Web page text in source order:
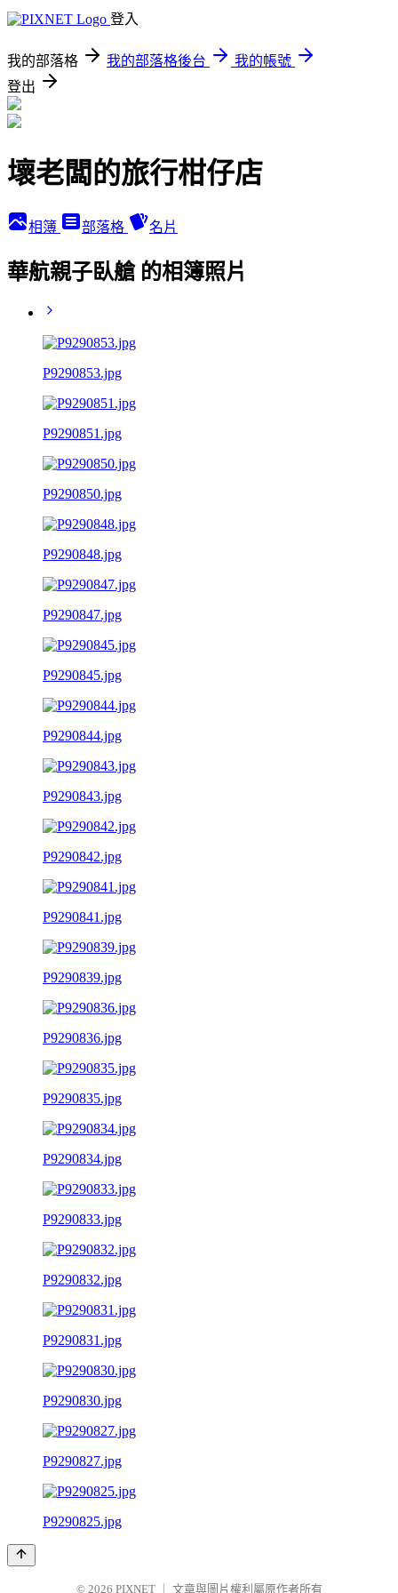
登入
我的部落格 我的部落格後台
我的帳號
登出
壞老闆的旅行柑仔店
相簿 部落格 名片
華航親子臥艙 的相簿照片
P9290853.jpg
P9290851.jpg
P9290850.jpg
P9290848.jpg
P9290847.jpg
P9290845.jpg
P9290844.jpg
P9290843.jpg
P9290842.jpg
P9290841.jpg
P9290839.jpg
P9290836.jpg
P9290835.jpg
P9290834.jpg
P9290833.jpg
P9290832.jpg
P9290831.jpg
P9290830.jpg
P9290827.jpg
P9290825.jpg
© 2026 PIXNET 文章與圖片權利屬原作者所有